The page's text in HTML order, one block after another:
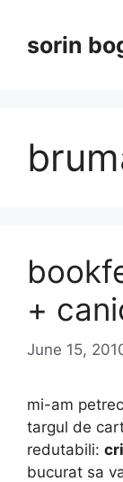
contentsorin
+
June 15,
mi-am
targul de
redutabili:
bucurat sa